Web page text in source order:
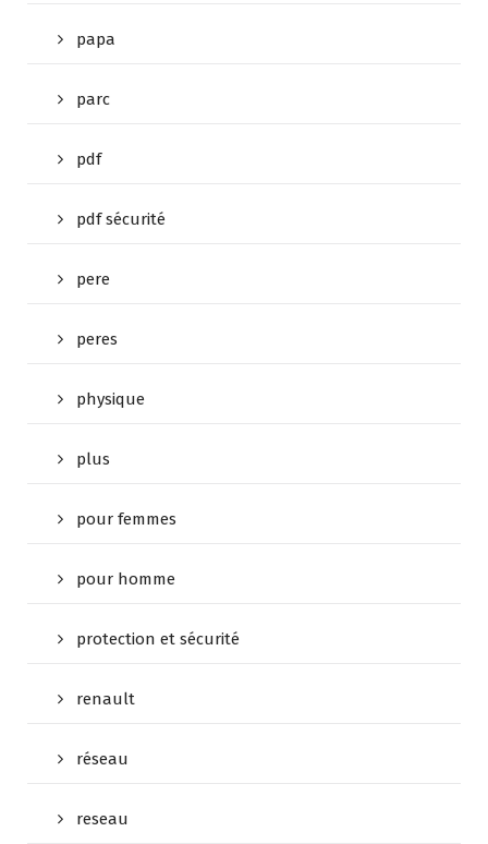
papa
parc
pdf
pdf sécurité
pere
peres
physique
plus
pour femmes
pour homme
protection et sécurité
renault
réseau
reseau